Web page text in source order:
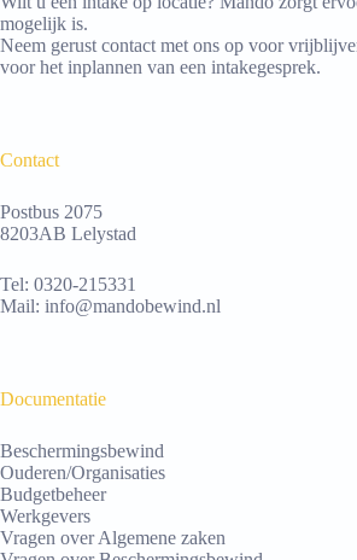
mogelijk is.
Neem gerust contact met ons op voor
voor het inplannen van een intakegesprek.
Contact
Postbus 2075
8203AB Lelystad
Tel: 0320-215331
Mail: info@mandobewind.nl
Documentatie
Beschermingsbewind
Ouderen/Organisaties
Budgetbeheer
Werkgevers
Vragen over Algemene zaken